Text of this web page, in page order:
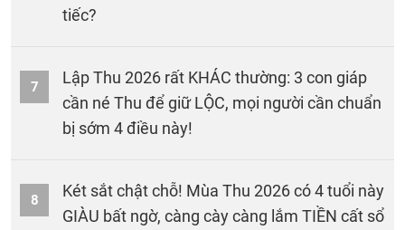
tiếc?
7
Lập Thu 2026 rất KHÁC thường: 3 con giáp
cần né Thu để giữ LỘC, mọi người cần chuẩn
bị sớm 4 điều này!
8
Két sắt chật chỗ! Mùa Thu 2026 có 4 tuổi này
GIÀU bất ngờ, càng cày càng lắm TIỀN cất sổ